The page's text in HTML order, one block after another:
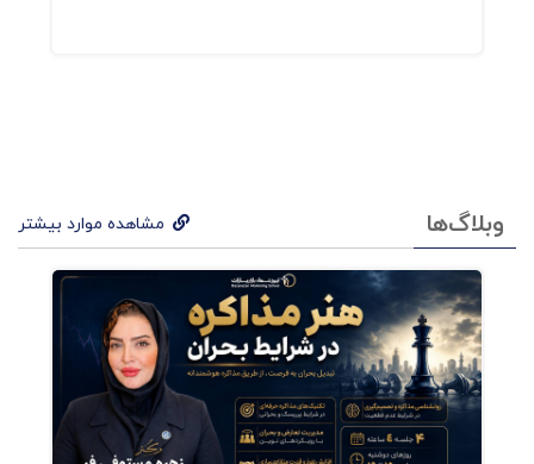
را
افزای
ش
می‌د
هد.
وبلاگ‌ها مشاهده موارد بیشتر